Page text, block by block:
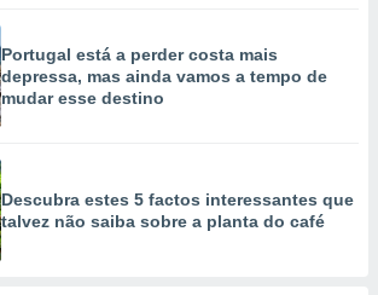
Portugal está a perder costa mais
depressa, mas ainda vamos a tempo de
mudar esse destino
Descubra estes 5 factos interessantes que
talvez não saiba sobre a planta do café